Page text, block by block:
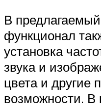
В
функционал
установка
звука и
цвета и другие
возможности. В